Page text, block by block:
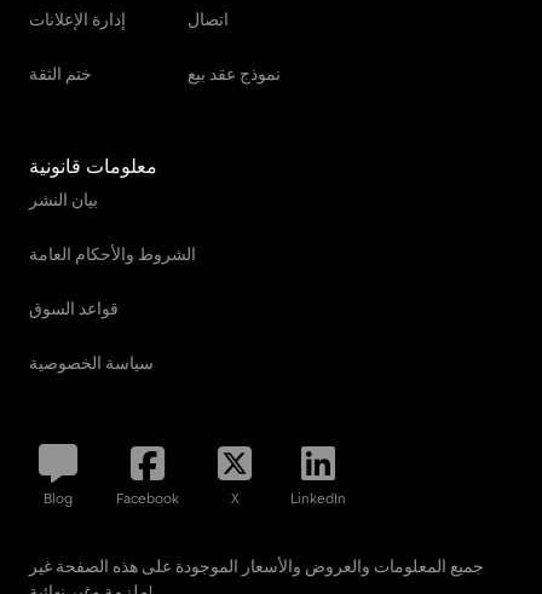
إدارة الإعلانات
ختم الثقة
اتصال
نموذج عقد بيع
معلومات قانونية
بيان النشر
الشروط والأحكام العامة
قواعد السوق
سياسة الخصوصية
Blog Facebook X LinkedIn
جميع المعلومات والعروض والأسعار الموجودة على هذه الصفحة غير